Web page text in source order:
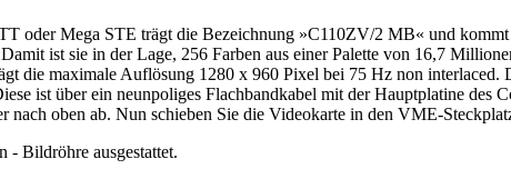
oder Mega STE trägt die Bezeichnung »C110ZV/2 MB« und
ist sie in der Lage, 256 Farben aus einer Palette von 16,7
die maximale Auflösung 1280 x 960 Pixel bei 75 Hz non
ist über ein neunpoliges Flachbandkabel mit der Hauptplatine des
nach oben ab. Nun schieben Sie die Videokarte in den VME-
Bildröhre ausgestattet.